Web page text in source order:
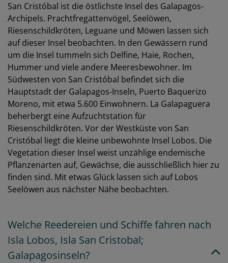
San Cristóbal ist die östlichste Insel des Galapagos-
Archipels. Prachtfregattenvögel, Seelöwen,
Riesenschildkröten, Leguane und Möwen lassen sich
auf dieser Insel beobachten. In den Gewässern rund
um die Insel tummeln sich Delfine, Haie, Rochen,
Hummer und viele andere Meeresbewohner. Im
Südwesten von San Cristóbal befindet sich die
Hauptstadt der Galapagos-Inseln, Puerto Baquerizo
Moreno, mit etwa 5.600 Einwohnern. La Galapaguera
beherbergt eine Aufzuchtstation für
Riesenschildkröten. Vor der Westküste von San
Cristóbal liegt die kleine unbewohnte Insel Lobos. Die
Vegetation dieser Insel weist unzählige endemische
Pflanzenarten auf, Gewächse, die ausschließlich hier zu
finden sind. Mit etwas Glück lassen sich auf Lobos
Seelöwen aus nächster Nähe beobachten.
Welche Reedereien und Schiffe fahren nach
Isla Lobos, Isla San Cristobal;
Galapagosinseln?